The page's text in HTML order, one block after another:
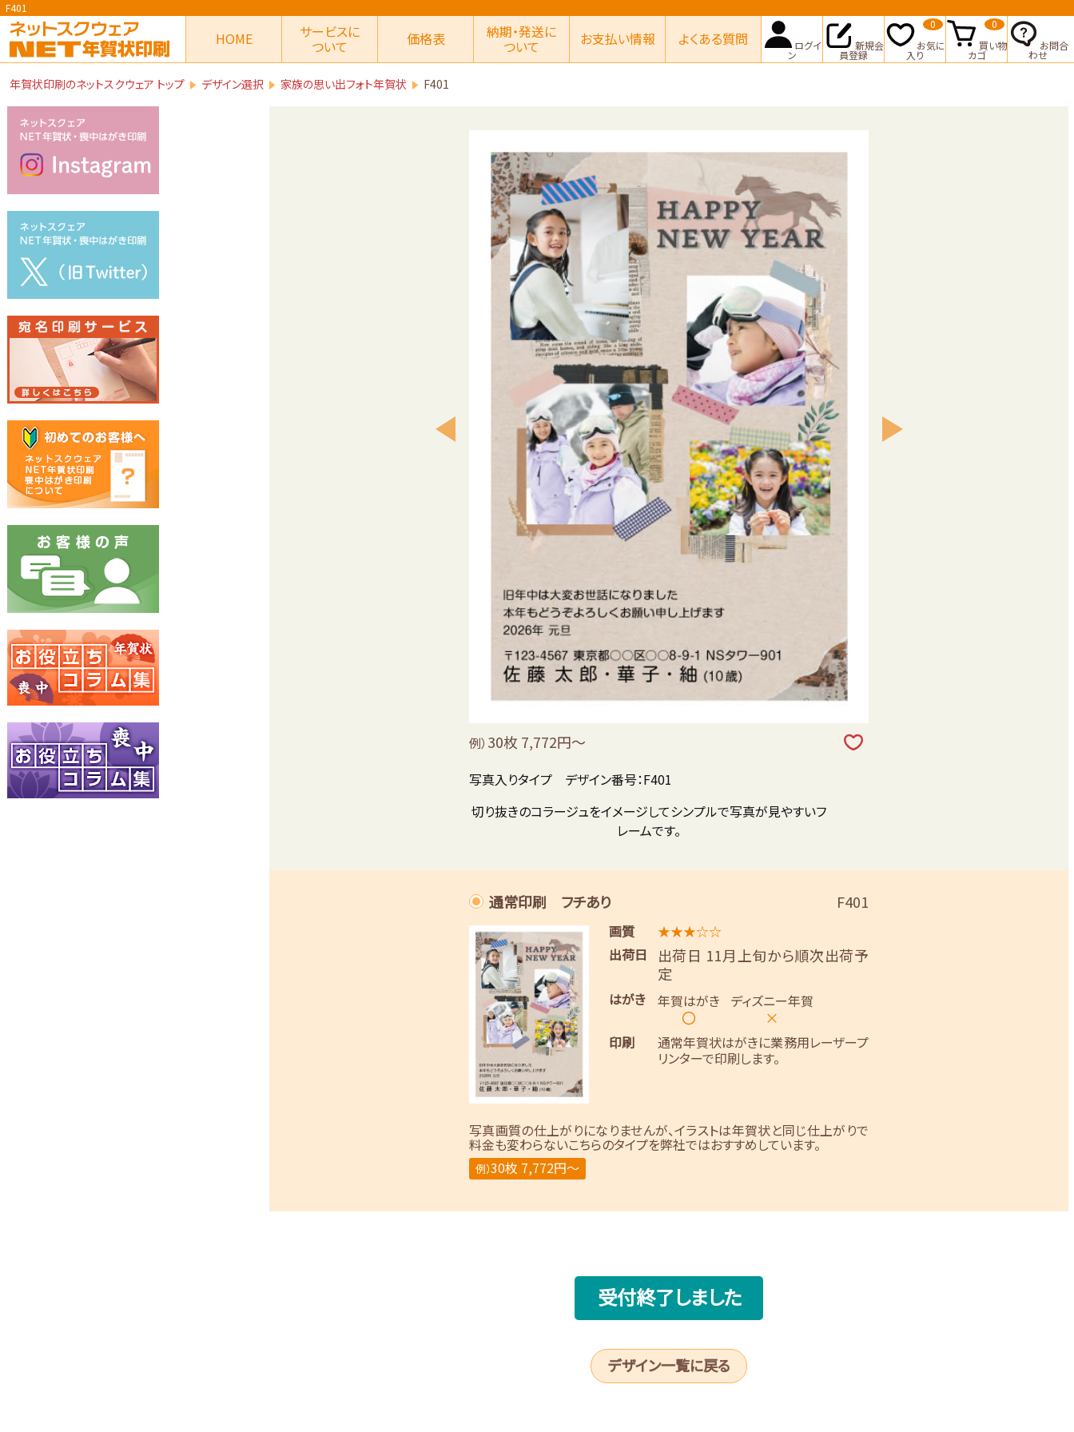
F401
HOME サービスに
ついて 価格表 納期・発送に
ついて お支払い情報 よくある質問 ログイ
ン
新規会
員登録
お気に
入り
0
買い物
カゴ
0
お問合
わせ
年賀状印刷のネットスクウェア トップ デザイン選択 家族の思い出フォト年賀状 F401
例） 30枚 7,772円～
写真入りタイプ デザイン番号：F401
切り抜きのコラージュをイメージしてシンプルで写真が見やすいフ
レームです。
通常印刷 フチあり F401
画質
★★★☆☆
出荷日
出荷日 11月上旬から順次出荷予
定
はがき 年賀はがき
〇
ディズニー年賀
×
印刷
通常年賀状はがきに業務用レーザープ
リンターで印刷します。
写真画質の仕上がりになりませんが、イラストは年賀状と同じ仕上がりで
料金も変わらないこちらのタイプを弊社ではおすすめしています。
例）30枚 7,772円～
受付終了しました
デザイン一覧に戻る